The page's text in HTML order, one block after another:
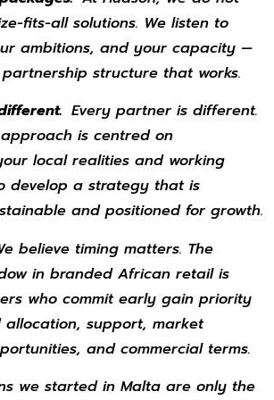
fits-all solutions. We listen to
ambitions, and your capacity —
structure that works.
Every partner is different.
is centred on
local realities and working
develop a strategy that is
and positioned for growth.
believe timing matters. The
in branded African retail is
who commit early gain priority
support, market
and commercial terms.
we started in Malta are only the